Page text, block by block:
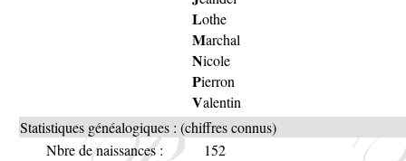
Lothe
Marchal
Nicole
Pierron
Valentin
Statistiques généalogiques : (chiffres connus)
Nbre de naissances :
152